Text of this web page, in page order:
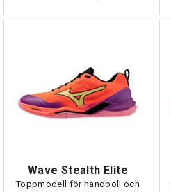
Wave Stealth Elite
Toppmodell för handboll och